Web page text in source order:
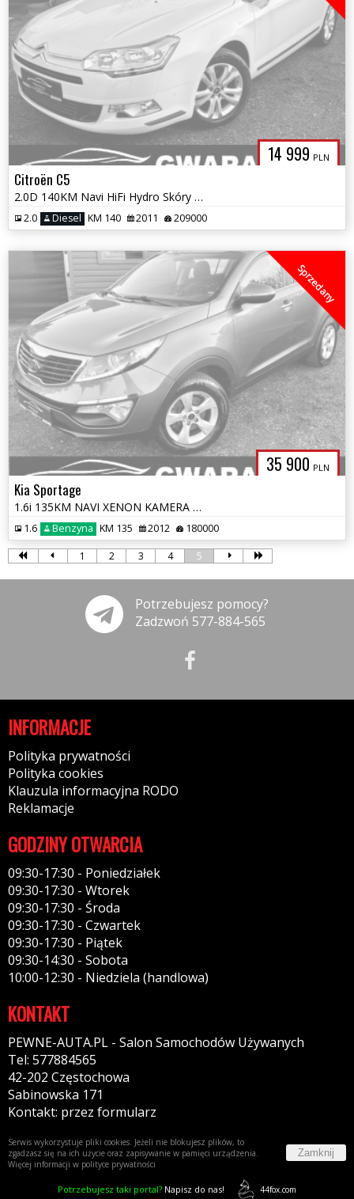
14 999 PLN
Citroën C5
2.0D 140KM Navi HiFi Hydro Skóry Masaż LED Grz.Fotele 2xPDC El.Klapa A
2.0 Diesel KM 140 2011 209000
35 900 PLN
Sprzedany
Kia Sportage
1.6i 135KM NAVI XENON KAMERA LED 2xPDC 4xGrz.FOTELE SERWIS KLIMATRONIK
1.6 Benzyna KM 135 2012 180000
1 2 3 4 5
Potrzebujesz pomocy?
Zadzwoń 577-884-565
INFORMACJE
Polityka prywatności
Polityka cookies
Klauzula informacyjna RODO
Reklamacje
GODZINY OTWARCIA
09:30-17:30 - Poniedziałek
09:30-17:30 - Wtorek
09:30-17:30 - Środa
09:30-17:30 - Czwartek
09:30-17:30 - Piątek
09:30-14:30 - Sobota
10:00-12:30 - Niedziela (handlowa)
KONTAKT
PEWNE-AUTA.PL - Salon Samochodów Używanych
Tel: 577884565
42-202 Częstochowa
Sabinowska 171
Kontakt: przez formularz
Serwis wykorzystuje pliki cookies. Jeżeli nie blokujesz plików, to
zgadzasz się na ich użycie oraz zapisywanie w pamięci urządzenia.
Więcej informacji w polityce prywatności
Zamknij
Potrzebujesz taki portal? Napisz do nas! 44fox.com